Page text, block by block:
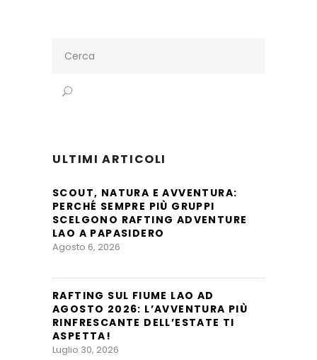
for:
ULTIMI ARTICOLI
SCOUT, NATURA E AVVENTURA:
PERCHÉ SEMPRE PIÙ GRUPPI
SCELGONO RAFTING ADVENTURE
LAO A PAPASIDERO
Agosto 6, 2026
RAFTING SUL FIUME LAO AD
AGOSTO 2026: L’AVVENTURA PIÙ
RINFRESCANTE DELL’ESTATE TI
ASPETTA!
Luglio 30, 2026